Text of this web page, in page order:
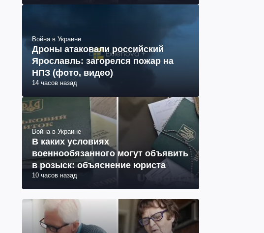
Война в Украине
Дроны атаковали российский
Ярославль: загорелся пожар на
НПЗ (фото, видео)
14 часов назад
Война в Украине
В каких условиях
военнообязанного могут объявить
в розыск: объяснение юриста
10 часов назад